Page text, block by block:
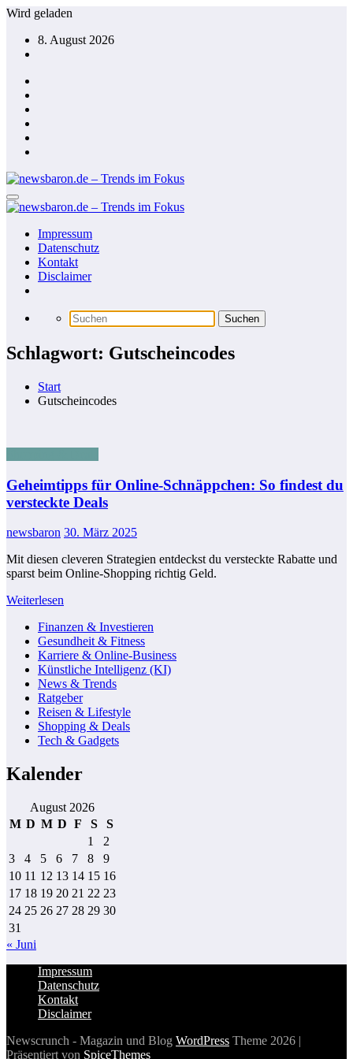
Zum
springen
Wird geladen
8. August 2026
Impressum
Datenschutz
Kontakt
Disclaimer
Schlagwort: Gutscheincodes
Start
Gutscheincodes
Geheimtipps für Online-Schnäppchen: So findest du
versteckte Deals
newsbaron 30. März 2025
Mit diesen cleveren Strategien entdeckst du versteckte Rabatte und
sparst beim Online-Shopping richtig Geld.
Weiterlesen
Finanzen & Investieren
Gesundheit & Fitness
Karriere & Online-Business
Künstliche Intelligenz (KI)
News & Trends
Ratgeber
Reisen & Lifestyle
Shopping & Deals
Tech & Gadgets
Kalender
August 2026
M D M D F S
S
1
2
3
4 5 6 7 8
9
10 11 12 13 14 15 16
17 18 19 20 21 22 23
24 25 26 27 28 29 30
31
« Juni
Impressum
Datenschutz
Kontakt
Disclaimer
Newscrunch - Magazin und Blog WordPress Theme 2026 |
Präsentiert von SpiceThemes